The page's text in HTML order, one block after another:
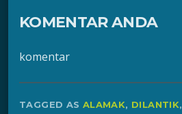
KOMENTAR ANDA
komentar
TAGGED AS ALAMAK, DILANTIK,